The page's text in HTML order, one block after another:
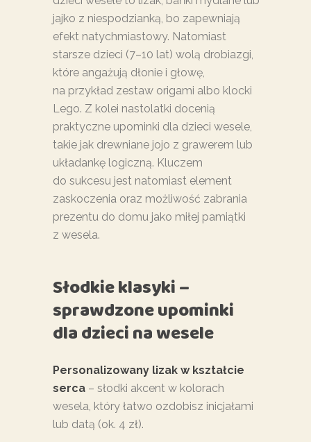
jajko z niespodzianką, bo zapewniają
efekt natychmiastowy. Natomiast
starsze dzieci (7–10 lat) wolą drobiazgi,
które angażują dłonie i głowę,
na przykład zestaw origami albo klocki
Lego. Z kolei nastolatki docenią
praktyczne upominki dla dzieci wesele,
takie jak drewniane jojo z grawerem lub
układankę logiczną. Kluczem
do sukcesu jest natomiast element
zaskoczenia oraz możliwość zabrania
prezentu do domu jako miłej pamiątki
z wesela.
Słodkie klasyki –
sprawdzone upominki
dla dzieci na wesele
Personalizowany lizak w kształcie
serca – słodki akcent w kolorach
wesela, który łatwo ozdobisz inicjałami
lub datą (ok. 4 zł).